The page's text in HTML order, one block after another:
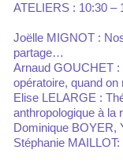
ATELIERS : 10:30 –
Joëlle MIGNOT :
partage…
Arnaud GOUCHET :
opératoire, quand
Elise LELARGE :
anthropologique à la
Dominique BOYER,
Stéphanie